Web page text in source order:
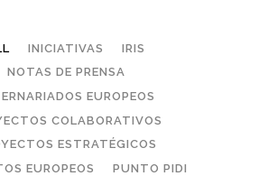
INICIATIVAS
IRIS
NOTAS DE PRENSA
EUROPEOS
COLABORATIVOS
ESTRATÉGICOS
EUROPEOS
PUNTO PIDI